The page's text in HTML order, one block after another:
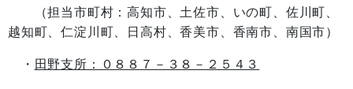
（担当市町村：高知市、土佐市、いの町、佐川町、
越知町、仁淀川町、日高村、香美市、香南市、南国市）
・ 田野支所：０８８７－３８－２５４３